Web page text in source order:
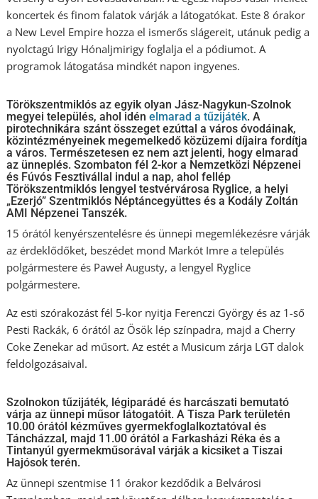
koncertek és finom falatok várják a látogatókat. Este 8 órakor
a New Level Empire hozza el ismerős slágereit, utánuk pedig a
nyolctagú Irigy Hónaljmirigy foglalja el a pódiumot. A
programok látogatása mindkét napon ingyenes.
Törökszentmiklós az egyik olyan Jász-Nagykun-Szolnok
megyei település, ahol idén elmarad a tűzijáték. A
pirotechnikára szánt összeget ezúttal a város óvodáinak,
közintézményeinek megemelkedő közüzemi díjaira fordítja
a város. Természetesen ez nem azt jelenti, hogy elmarad
az ünneplés. Szombaton fél 2-kor a Nemzetközi Népzenei
és Fúvós Fesztivállal indul a nap, ahol fellép
Törökszentmiklós lengyel testvérvárosa Ryglice, a helyi
„Ezerjó” Szentmiklós Néptáncegyüttes és a Kodály Zoltán
AMI Népzenei Tanszék.
15 órától kenyérszentelésre és ünnepi megemlékezésre várják
az érdeklődőket, beszédet mond Markót Imre a település
polgármestere és Paweł Augusty, a lengyel Ryglice
polgármestere.
Az esti szórakozást fél 5-kor nyitja Ferenczi György és az 1-ső
Pesti Rackák, 6 órától az Ösök lép színpadra, majd a Cherry
Coke Zenekar ad műsort. Az estét a Musicum zárja LGT dalok
feldolgozásaival.
Szolnokon tűzijáték, légiparádé és harcászati bemutató
várja az ünnepi műsor látogatóit. A Tisza Park területén
10.00 órától kézműves gyermekfoglalkoztatóval és
Táncházzal, majd 11.00 órától a Farkasházi Réka és a
Tintanyúl gyermekműsorával várják a kicsiket a Tiszai
Hajósok terén.
Az ünnepi szentmise 11 órakor kezdődik a Belvárosi